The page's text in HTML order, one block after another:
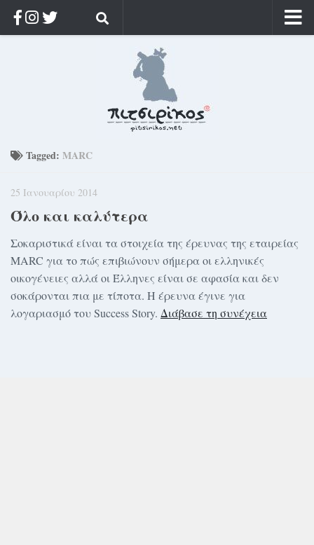
Ρίζα & Διάρκεια
Διαφήμιση
Γίνετε συνδρομητής
Μόνο για συνδρομητές
Log in
Tagged: MARC
25 Ιανουαρίου 2014
Όλο και καλύτερα
Σοκαριστικά είναι τα στοιχεία της έρευνας της εταιρείας
MARC για το πώς επιβιώνουν σήμερα οι ελληνικές
οικογένειες αλλά οι Έλληνες είναι σε αφασία και δεν
σοκάρονται πια με τίποτα. Η έρευνα έγινε για
λογαριασμό του Success Story. Διάβασε τη συνέχεια